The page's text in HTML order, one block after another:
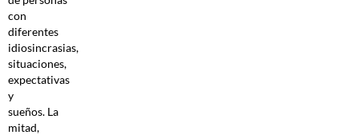
con
diferentes
idiosincrasias,
situaciones,
expectativas
y
sueños. La
mitad,